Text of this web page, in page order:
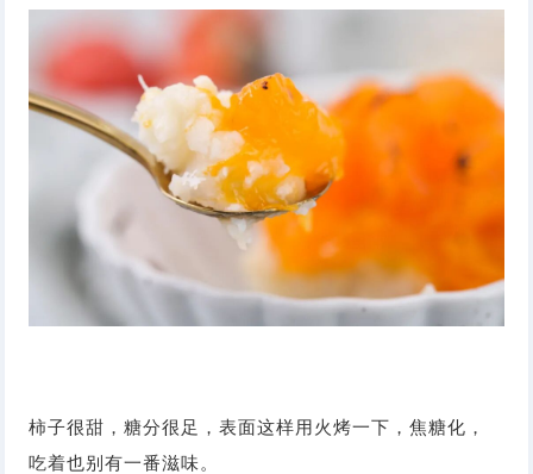
柿子很甜，糖分很足，表面这样用火烤一下，焦糖化，
吃着也别有一番滋味。